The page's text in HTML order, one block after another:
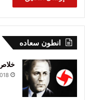
انطون سعاده
خلاص